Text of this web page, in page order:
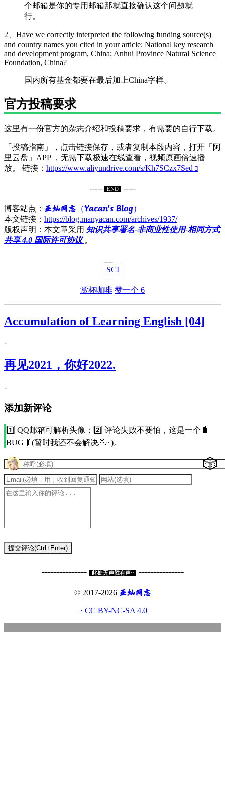
个邮箱是你的专用邮箱那就直接确认这个问题就
行。
2、Have we correctly interpreted the following funding source(s)
and country names you cited in your article: National key research
and development program, China; Anhui Province Natural Science
Foundation, China?
国内所有基金都要在最后加上China字样。
官方投稿要求
这里有一份官方的杂志介绍和投稿要求，有需要的自行下载。
「投稿指南」，点击链接保存，或者复制本段内容，打开「阿
里云盘」APP ，无需下载极速在线查看，视频原画倍速播
放。 链接： https://www.aliyundrive.com/s/Kh7SCzx7Sed
----- END -----
博客站点： 亚灿网志（Yacan's Blog）
本文链接： https://blog.manyacan.com/archives/1937/
版权声明：本文章采用 知识共享署名-非商业性使用-相同方式
共享 4.0 国际许可协议 。
SCI
赏杯咖啡 赞一个 6
Accumulation of Learning English [04]
-
再见2021，你好2022.
-
添加新评论
1️⃣ QQ邮箱可解析头像；2️⃣ 评论失败不要怕，这是一个🐛
BUG🐛(暂时我还不会解决🙇~)。
🎲
提交评论(Ctrl+Enter)
--------------- 此处无声胜有声~ ---------------
© 2017-2026 亚灿网志
· CC BY-NC-SA 4.0